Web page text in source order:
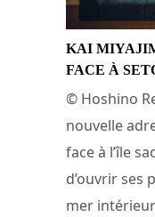
KAI
FACE À
© Hoshino
nouvelle
face à l’île
d’ouvrir ses
mer